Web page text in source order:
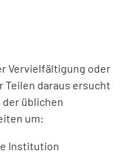
Vervielfältigung oder
Teilen daraus ersucht
der üblichen
um:
Institution